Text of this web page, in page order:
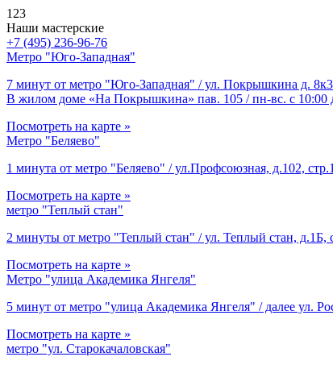
123
Наши мастерские
+7 (495) 236-96-76
Метро "Юго-Западная"
7 минут от метро "Юго-Западная" / ул. Покрышкина д.
В жилом доме «На Покрышкина» пав. 105 / пн-вс. с 10:00
Посмотреть на карте »
Метро "Беляево"
1 минута от метро "Беляево" / ул.Профсоюзная, д.102,
Посмотреть на карте »
метро "Теплый стан"
2 минуты от метро "Теплый стан" / ул. Теплый стан,
Посмотреть на карте »
Метро "улица Академика Янгеля"
5 минут от метро "улица Академика Янгеля" / далее ул.
Посмотреть на карте »
метро "ул. Старокачаловская"